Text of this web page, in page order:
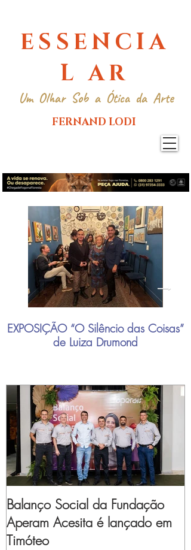
ESSENCIA
L AR
Um Olhar Sob a Ótica da Arte
FERNAND LODI
EXPOSIÇÃO “O Silêncio das Coisas”
de Luiza Drumond
Balanço Social da Fundação
Aperam Acesita é lançado em
Timóteo